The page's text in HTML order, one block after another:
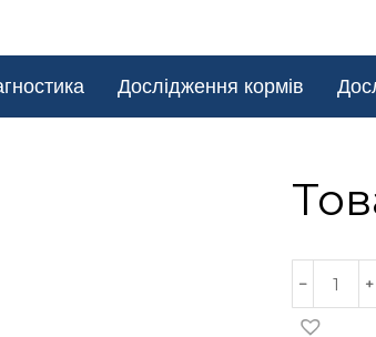
Дослідження кормів